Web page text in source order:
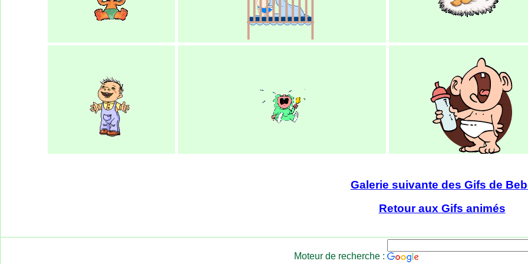
Galerie suivante des Gifs de
Retour aux Gifs animés
Moteur de recherche :